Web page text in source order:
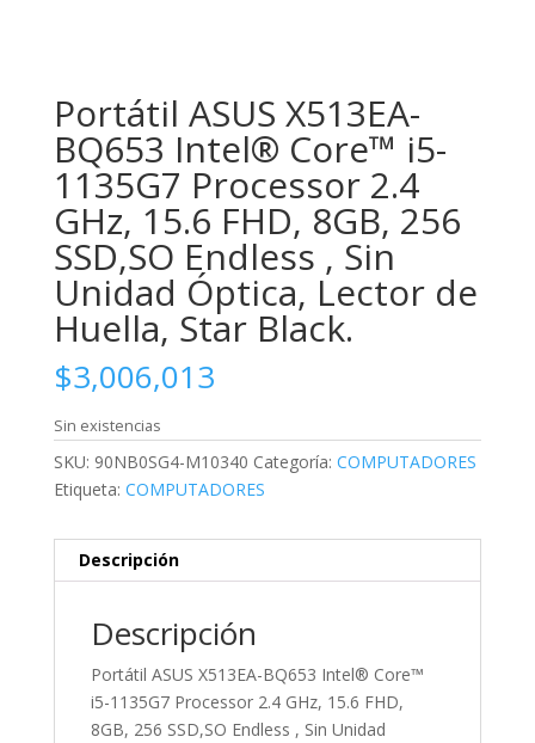
Portátil ASUS X513EA-
BQ653 Intel® Core™ i5-
1135G7 Processor 2.4
GHz, 15.6 FHD, 8GB, 256
SSD,SO Endless , Sin
Unidad Óptica, Lector de
Huella, Star Black.
$3,006,013
Sin existencias
SKU: 90NB0SG4-M10340 Categoría: COMPUTADORES
Etiqueta: COMPUTADORES
Descripción
Descripción
Portátil ASUS X513EA-BQ653 Intel® Core™
i5-1135G7 Processor 2.4 GHz, 15.6 FHD,
8GB, 256 SSD,SO Endless , Sin Unidad